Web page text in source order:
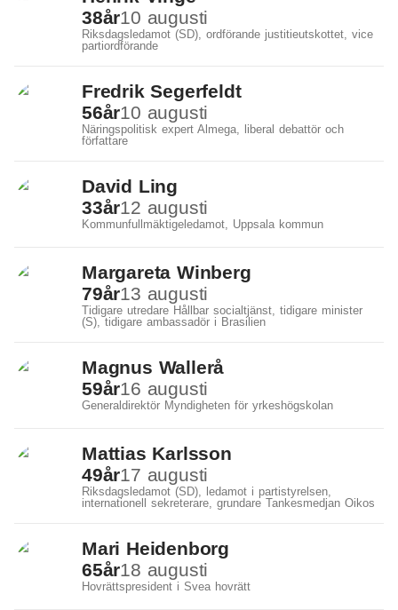
Rikspolitik
Vård och Hälsa
38år10 augusti
Riksdagsledamot (SD), ordförande justitieutskottet, vice
partiordförande
Fredrik Segerfeldt
56år10 augusti
Näringspolitisk expert Almega, liberal debattör och
författare
David Ling
33år12 augusti
Kommunfullmäktigeledamot, Uppsala kommun
Margareta Winberg
79år13 augusti
Tidigare utredare Hållbar socialtjänst, tidigare minister
(S), tidigare ambassadör i Brasilien
Magnus Wallerå
59år16 augusti
Generaldirektör Myndigheten för yrkeshögskolan
Mattias Karlsson
49år17 augusti
Riksdagsledamot (SD), ledamot i partistyrelsen,
internationell sekreterare, grundare Tankesmedjan Oikos
Mari Heidenborg
65år18 augusti
Hovrättspresident i Svea hovrätt